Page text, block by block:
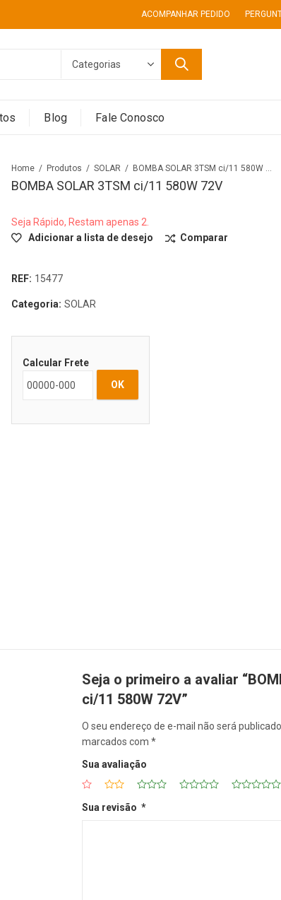
ACOMPANHAR PEDIDO
Blog Fale Conosco
Home Produtos SOLAR BOMBA SOLAR 3TSM ci/11 580W 72V
BOMBA SOLAR 3TSM ci/11 580W 72V
Seja Rápido, Restam apenas 2.
Adicionar a lista de desejo
Comparar
REF: 15477
Categoria: SOLAR
Calcular Frete
OK
Seja o primeiro a avaliar
ci/11 580W 72V”
O seu endereço de e-mail não será
marcados com *
Sua avaliação
Sua revisão *